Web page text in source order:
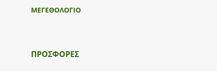
ΜΕΓΕΘΟΛΟΓΙΟ
ΠΡΟΣΦΟΡΕΣ